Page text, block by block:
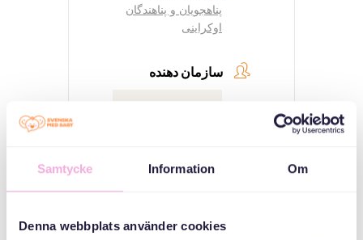
Samtycke Information Om
Denna webbplats använder cookies
پناهجویان و پناهندگان
اوکراینی
سازمان دهنده